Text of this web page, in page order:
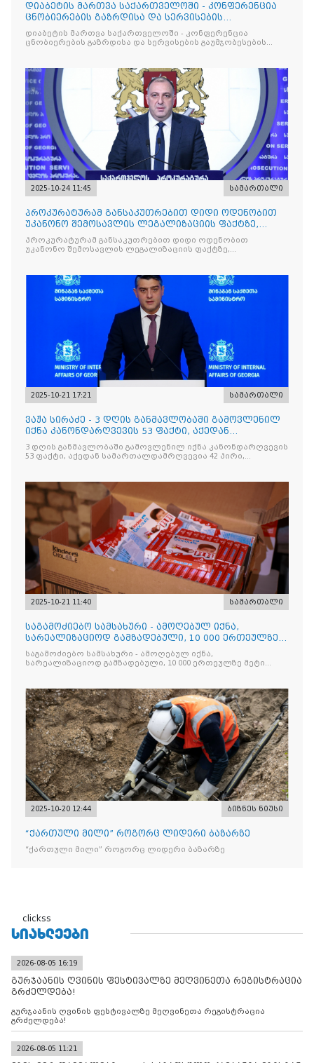
დიაბეტის მართვა საქართველოში - კონფერენცია
ცნობიერების გაზრდისა და სერვისების
გაუმჯობესების მიზნით
დიაბეტის მართვა საქართველოში - კონფერენცია
ცნობიერების გაზრდისა და სერვისების გაუმჯობესების
2025-10-24 11:45 სამართალი
პროკურატურამ განსაკუთრებით დიდი ოდენობით
უკანონო შემოსავლის ლეგალიზაციის ფაქტზე,
საქართველოს ყოფილ პ
პროკურატურამ განსაკუთრებით დიდი ოდენობით
უკანონო შემოსავლის ლეგალიზაციის ფაქტზე,
2025-10-21 17:21 სამართალი
ვაჟა სირაძე - 3 დღის განმავლობაში გამოვლენილ
იქნა კანონდარღვევის 53 ფაქტი, აქედან
სამართალდამრღვევია
3 დღის განმავლობაში გამოვლენილ იქნა კანონდარღვევის
53 ფაქტი, აქედან სამართალდამრღვევია 42 პირი,
2025-10-21 11:40 სამართალი
საგამოძიებო სამსახური - ამოღებულ იქნა,
სარეალიზაციოდ გამზადებული, 10 000 ერთეულზე
მეტი „Jacobs Monar
საგამოძიებო სამსახური - ამოღებულ იქნა,
სარეალიზაციოდ გამზადებული, 10 000 ერთეულზე მეტი
„Raffaello”-ს სასაქონლო ნიშნით უკანონო ნიშანდებული
ტკბილეული
2025-10-20 12:44 ბიზნეს ნიუსი
“ქართული მილი” როგორც ლიდერი ბაზარზე
“ქართული მილი” როგორც ლიდერი ბაზარზე
clickss
ᲡᲘᲐᲮᲚᲔᲔᲑᲘ
2026-08-05 16:19
გურჯაანის ღვინის ფესტივალზე მეღვინეთა რეგისტრაცია
გრძელდება!
გურჯაანის ღვინის ფესტივალზე მეღვინეთა რეგისტრაცია
გრძელდება!
2026-08-05 11:21